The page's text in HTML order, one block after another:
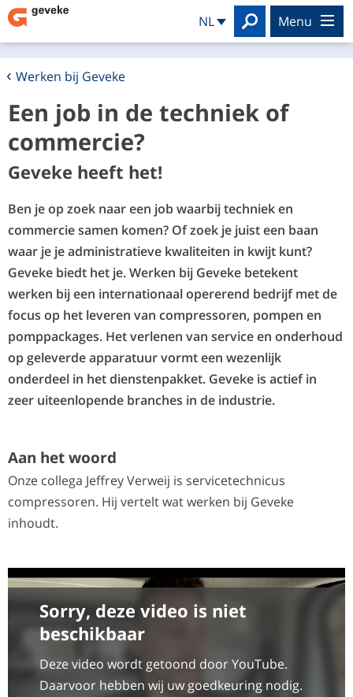
NL
Search
menu
Werken bij Geveke
Een job in de techniek of
commercie?
Geveke heeft het!
Ben je op zoek naar een job waarbij techniek en
commercie samen komen? Of zoek je juist een baan
waar je je administratieve kwaliteiten in kwijt kunt?
Geveke biedt het je. Werken bij Geveke betekent
werken bij een internationaal opererend bedrijf met de
focus op het leveren van compressoren, pompen en
pomppackages. Het verlenen van service en onderhoud
op geleverde apparatuur vormt een wezenlijk
onderdeel in het dienstenpakket. Geveke is actief in
zeer uiteenlopende branches in de industrie.
Aan het woord
Onze collega Jeffrey Verweij is servicetechnicus
compressoren. Hij vertelt wat werken bij Geveke
inhoudt.
Sorry, deze video is niet
beschikbaar
Deze video wordt getoond door YouTube.
Daarvoor hebben wij uw goedkeuring nodig.